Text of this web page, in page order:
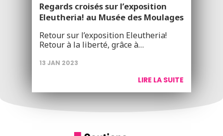
Regards croisés sur l’exposition
Eleutheria! au Musée des Moulages
Retour sur l’exposition Eleutheria!
Retour à la liberté, grâce à…
13 JAN 2023
LIRE LA SUITE